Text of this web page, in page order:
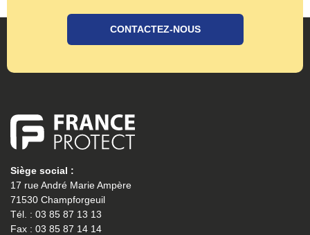
CONTACTEZ-NOUS
Siège social :
17 rue André Marie Ampère
71530 Champforgeuil
Tél. : 03 85 87 13 13
Fax : 03 85 87 14 14